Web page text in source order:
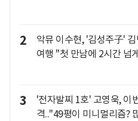
2
악뮤 이수현, '김성주子'
여행 "첫 만남에 2시간 넘
3
'전자발찌 1호' 고영욱, 이
격.."49평이 미니멀리즘?